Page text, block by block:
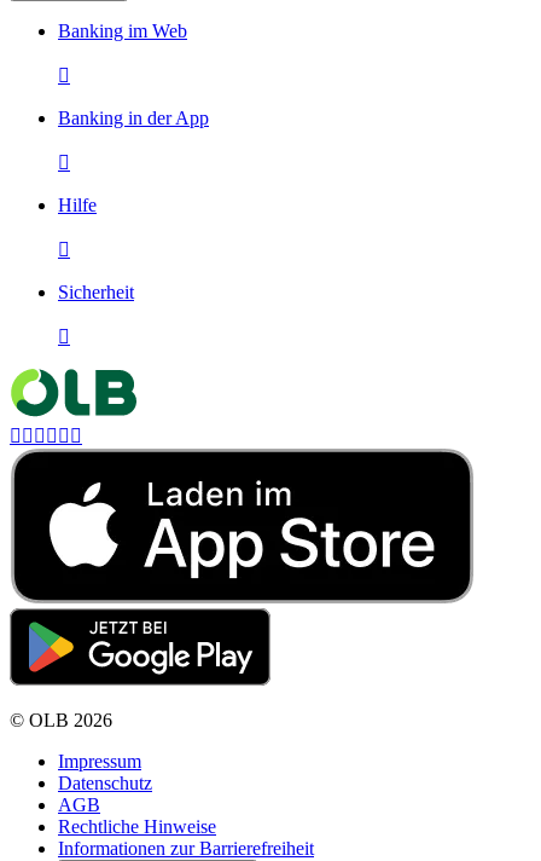
Banking im Web

Banking in der App

Hilfe

Sicherheit

     
© OLB 2026
Impressum
Datenschutz
AGB
Rechtliche Hinweise
Informationen zur Barrierefreiheit